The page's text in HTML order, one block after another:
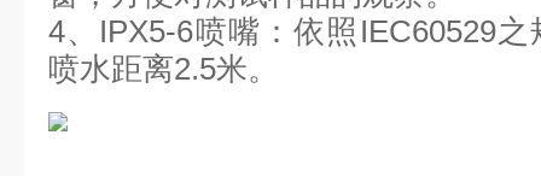
4、IPX5-6喷嘴：依照IEC60529
喷水距离2.5米。